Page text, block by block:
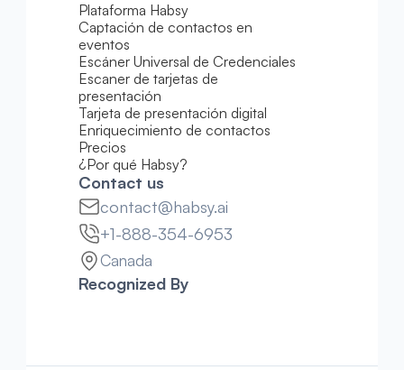
Plataforma Habsy
Captación de contactos en
eventos
Escáner Universal de Credenciales
Escaner de tarjetas de
presentación
Tarjeta de presentación digital
Enriquecimiento de contactos
Precios
¿Por qué Habsy?
Contact us
contact@habsy.ai
+1-888-354-6953
Canada
Recognized By